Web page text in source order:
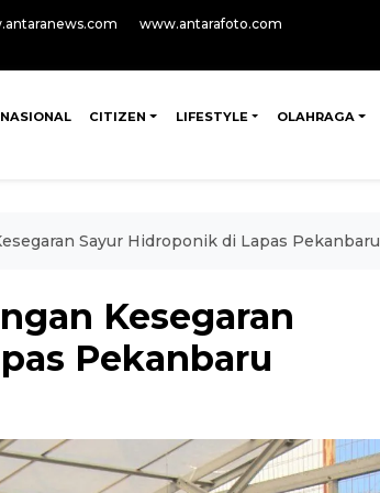
www.antarafoto.com
CITIZEN LIFESTYLE OLAHRAGA
Sayur Hidroponik di Lapas Pekanbaru
Kesegaran
Pekanbaru